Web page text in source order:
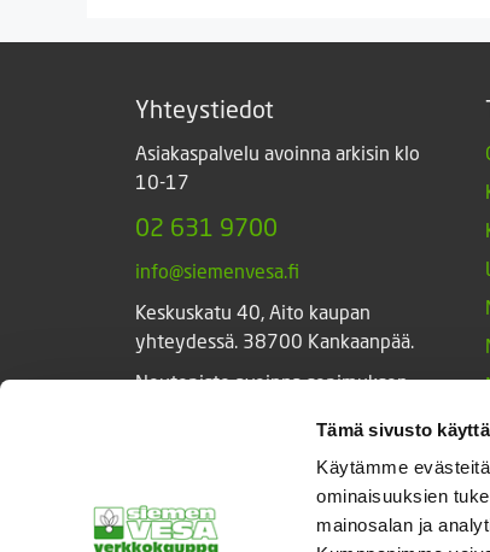
Tämä sivusto
Käytämme
ominaisuuksien
mainosalan ja
Yhteystiedot
Asiakaspalvelu avoinna arkisin klo
10-17
02 631 9700
info@siemenvesa.fi
Keskuskatu 40, Aito kaupan
yhteydessä. 38700 Kankaanpää.
Noutopiste avoinna sopimuksen